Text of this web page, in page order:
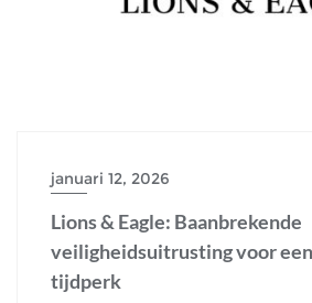
januari 12, 2026
Lions & Eagle: Baanbrekende
veiligheidsuitrusting voor
tijdperk